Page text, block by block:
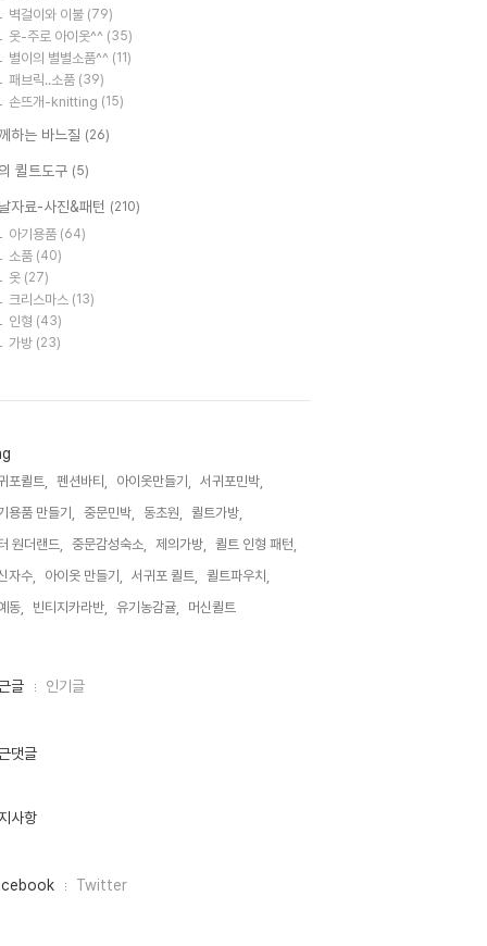
벽걸이와 이불 (79)
옷-주로 아이옷^^ (35)
별이의 별별소품^^ (11)
패브릭..소품 (39)
손뜨개-knitting (15)
하는 바느질 (26)
퀼트도구 (5)
자료-사진&패턴 (210)
아기용품 (64)
소품 (40)
옷 (27)
크리스마스 (13)
인형 (43)
가방 (23)
포퀼트, 펜션바티, 아이옷만들기,
서귀포민박,
용품 만들기,
중문민박, 동초원,
퀼트가방,
원더랜드,
중문감성숙소, 제의가방,
퀼트 인형 패턴,
자수,
아이옷 만들기, 서귀포 퀼트,
퀼트파우치,
동,
빈티지카라반, 유기농감귤, 머신퀼트,
글 인기글
댓글
사항
Twitter